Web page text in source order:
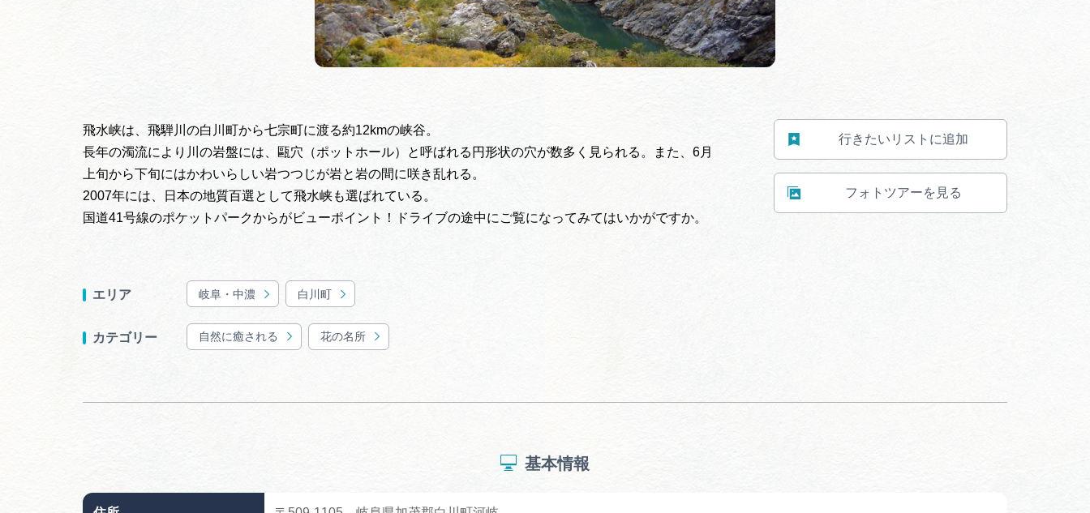
旅行会社・観光事業者の皆様へ
動画ライブラリー
広告掲載 サイトポリシー
飛水峡は、飛騨川の白川町から七宗町に渡る約12kmの峡谷。
長年の濁流により川の岩盤には、甌穴（ポットホール）と呼ばれる円形状の穴が数多く見られる。また、6月
上旬から下旬にはかわいらしい岩つつじが岩と岩の間に咲き乱れる。
2007年には、日本の地質百選として飛水峡も選ばれている。
国道41号線のポケットパークからがビューポイント！ドライブの途中にご覧になってみてはいかがですか。
エリア 岐阜・中濃 白川町
カテゴリー 自然に癒される 花の名所
行きたいリストに追加
フォトツアーを見る
基本情報